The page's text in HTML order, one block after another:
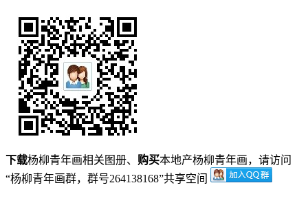
下载杨柳青年画相关图册、 购买本地产杨柳青年画，请访问
“杨柳青年画群，群号264138168”共享空间